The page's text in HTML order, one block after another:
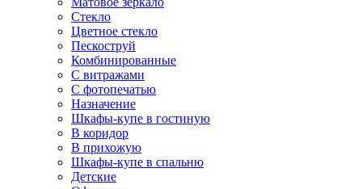
Стекло
Цветное стекло
Пескоструй
Комбинированные
С витражами
С фотопечатью
Назначение
Шкафы-купе в гостиную
В коридор
В прихожую
Шкафы-купе в спальню
Детские